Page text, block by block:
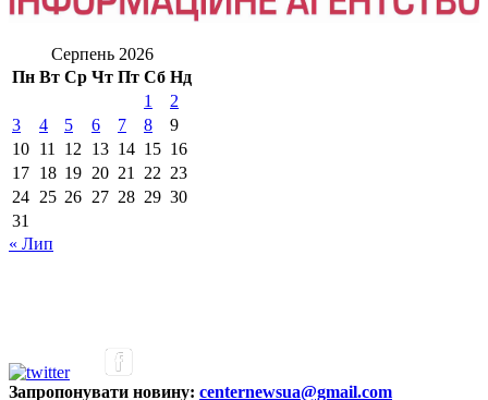
Серпень 2026
Пн Вт Ср Чт Пт Сб Нд
1
2
3
4 5 6 7 8
9
10 11 12 13 14 15 16
17 18 19 20 21 22 23
24 25 26 27 28 29 30
31
« Лип
Запропонувати новину: centernewsua@gmail.com